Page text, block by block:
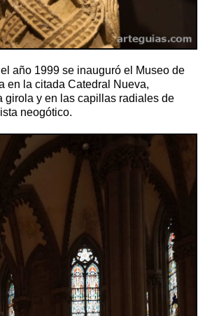
año 1999 se inauguró el Museo de
en la citada Catedral Nueva,
girola y en las capillas radiales de
neogótico.